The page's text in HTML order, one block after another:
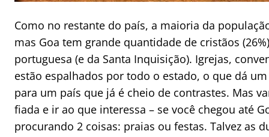
Como no restante do país, a maioria da
mas Goa tem grande quantidade de cristãos
portuguesa (e da Santa Inquisição). Igrejas,
estão espalhados por todo o estado, o que dá
para um país que já é cheio de contrastes. Mas
fiada e ir ao que interessa – se você chegou até
procurando 2 coisas: praias ou festas. Talvez as